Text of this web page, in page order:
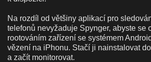
Na rozdíl od většiny aplikací pro
telefonů nevyžaduje Spynger, abyste se
rootováním zařízení se systémem
vězení na iPhonu. Stačí ji nainstalovat
a začít monitorovat.